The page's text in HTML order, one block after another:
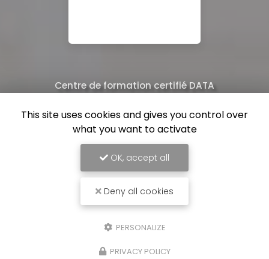
Centre de formation certifié DATA
This site uses cookies and gives you control over
what you want to activate
OK, accept all
Deny all cookies
PERSONALIZE
PRIVACY POLICY